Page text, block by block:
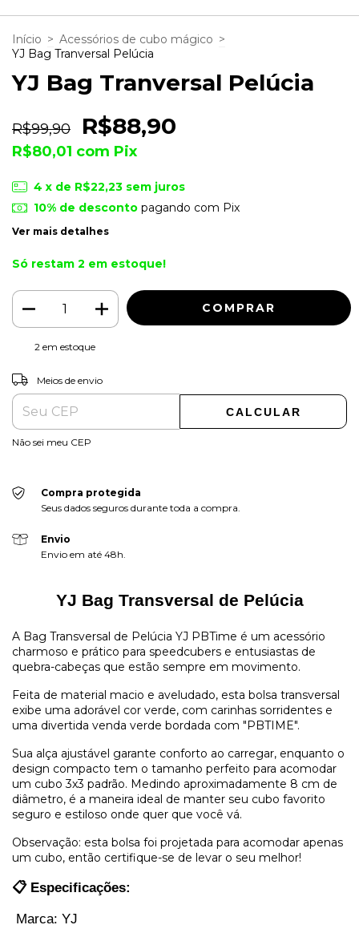
Início > Acessórios de cubo mágico >
YJ Bag Tranversal Pelúcia
YJ Bag Tranversal Pelúcia
R$99,90 R$88,90
R$80,01 com Pix
4 x de R$22,23 sem juros
10% de descontopagando com Pix
Ver mais detalhes
Só restam 2 em estoque!
2 em estoque
Entregas para o CEP:
Meios de envio
CALCULAR
Não sei meu CEP
Compra protegida
Seus dados seguros durante toda a compra.
Envio
Envio em até 48h.
YJ Bag Transversal de Pelúcia
A Bag Transversal de Pelúcia YJ PBTime é um acessório
charmoso e prático para speedcubers e entusiastas de
quebra-cabeças que estão sempre em movimento.
Feita de material macio e aveludado, esta bolsa transversal
exibe uma adorável cor verde, com carinhas sorridentes e
uma divertida venda verde bordada com "PBTIME".
Sua alça ajustável garante conforto ao carregar, enquanto o
design compacto tem o tamanho perfeito para acomodar
um cubo 3x3 padrão. Medindo aproximadamente 8 cm de
diâmetro, é a maneira ideal de manter seu cubo favorito
seguro e estiloso onde quer que você vá.
Observação: esta bolsa foi projetada para acomodar apenas
um cubo, então certifique-se de levar o seu melhor!
📋 Especificações:
Marca: YJ